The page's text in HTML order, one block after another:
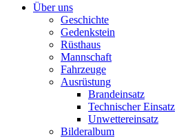
Über uns
Geschichte
Gedenkstein
Rüsthaus
Mannschaft
Fahrzeuge
Ausrüstung
Brandeinsatz
Technischer Einsatz
Unwettereinsatz
Bilderalbum